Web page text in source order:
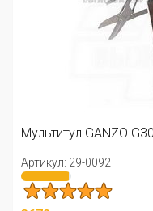
GANZO G301H
29-0092